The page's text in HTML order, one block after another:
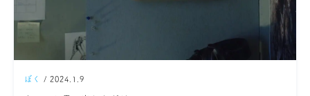
ぼく / 2024.1.9